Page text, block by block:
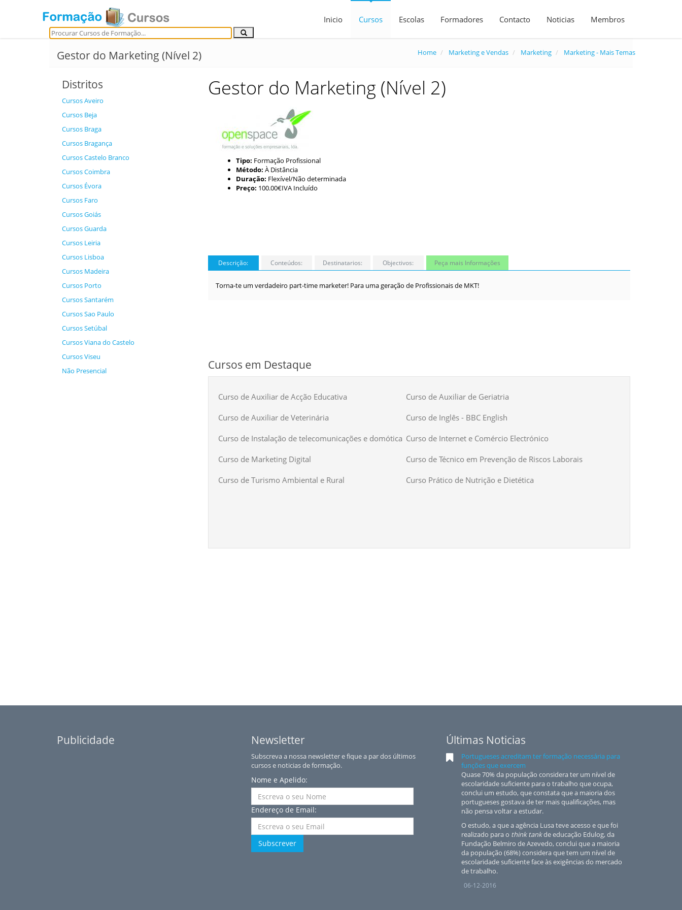
Inicio Cursos Escolas Formadores Contacto Noticias Membros
Gestor do Marketing (Nível 2) Home Marketing e Vendas Marketing Marketing - Mais Temas
Distritos
Cursos Aveiro
Cursos Beja
Cursos Braga
Cursos Bragança
Cursos Castelo Branco
Cursos Coimbra
Cursos Évora
Cursos Faro
Cursos Goiás
Cursos Guarda
Cursos Leiria
Cursos Lisboa
Cursos Madeira
Cursos Porto
Cursos Santarém
Cursos Sao Paulo
Cursos Setúbal
Cursos Viana do Castelo
Cursos Viseu
Não Presencial
Gestor do Marketing (Nível 2)
Tipo: Formação Profissional
Método: À Distância
Duração: Flexível/Não determinada
Preço: 100.00€IVA Incluído
Descrição: Conteúdos: Destinatarios: Objectivos: Peça mais Informações
Torna-te um verdadeiro part-time marketer! Para uma geração de Profissionais de MKT!
Cursos em Destaque
Curso de Auxiliar de Acção Educativa Curso de Auxiliar de Geriatria
Curso de Auxiliar de Veterinária Curso de Inglês - BBC English
Curso de Instalação de telecomunicações e domótica Curso de Internet e Comércio Electrónico
Curso de Marketing Digital Curso de Técnico em Prevenção de Riscos Laborais
Curso de Turismo Ambiental e Rural Curso Prático de Nutrição e Dietética
Publicidade Newsletter
Subscreva a nossa newsletter e fique a par dos últimos
cursos e noticias de formação.
Nome e Apelido:
Endereço de Email:
Subscrever
Últimas Noticias
Portugueses acreditam ter formação necessária para
funções que exercem
Quase 70% da população considera ter um nível de
escolaridade suficiente para o trabalho que ocupa,
conclui um estudo, que constata que a maioria dos
portugueses gostava de ter mais qualificações, mas
não pensa voltar a estudar.
O estudo, a que a agência Lusa teve acesso e que foi
realizado para o think tankde educação Edulog, da
Fundação Belmiro de Azevedo, conclui que a maioria
da população (68%) considera que tem um nível de
escolaridade suficiente face às exigências do mercado
de trabalho.
06-12-2016